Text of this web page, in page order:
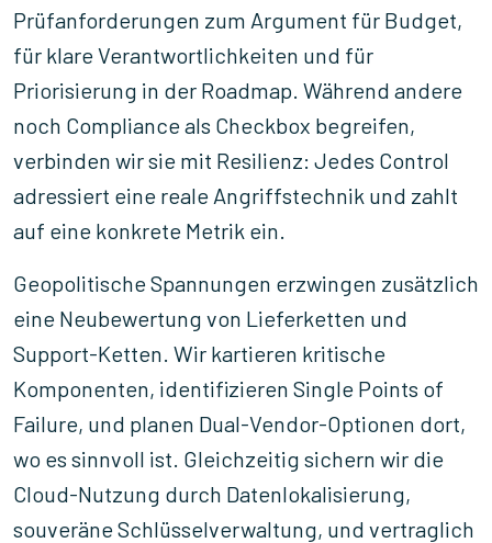
Prüfanforderungen zum Argument für Budget,
für klare Verantwortlichkeiten und für
Priorisierung in der Roadmap. Während andere
noch Compliance als Checkbox begreifen,
verbinden wir sie mit Resilienz: Jedes Control
adressiert eine reale Angriffstechnik und zahlt
auf eine konkrete Metrik ein.
Geopolitische Spannungen erzwingen zusätzlich
eine Neubewertung von Lieferketten und
Support-Ketten. Wir kartieren kritische
Komponenten, identifizieren Single Points of
Failure, und planen Dual-Vendor-Optionen dort,
wo es sinnvoll ist. Gleichzeitig sichern wir die
Cloud-Nutzung durch Datenlokalisierung,
souveräne Schlüsselverwaltung, und vertraglich